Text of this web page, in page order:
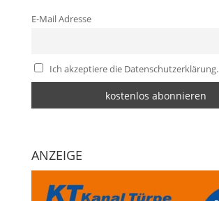
E-Mail Adresse
Ich akzeptiere die Datenschutzerklärung.
ANZEIGE